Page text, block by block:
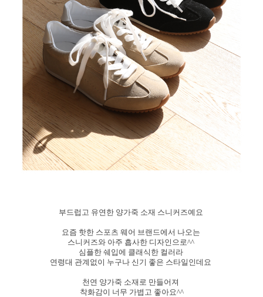
부드럽고 유연한 양가죽 소재 스니커즈예요
요즘 핫한 스포츠 웨어 브랜드에서 나오는
스니커즈와 아주 흡사한 디자인으로^^
심플한 쉐입에 클래식한 컬러라
연령대 관계없이 누구나 신기 좋은 스타일인데요
천연 양가죽 소재로 만들어져
착화감이 너무 가볍고 좋아요^^